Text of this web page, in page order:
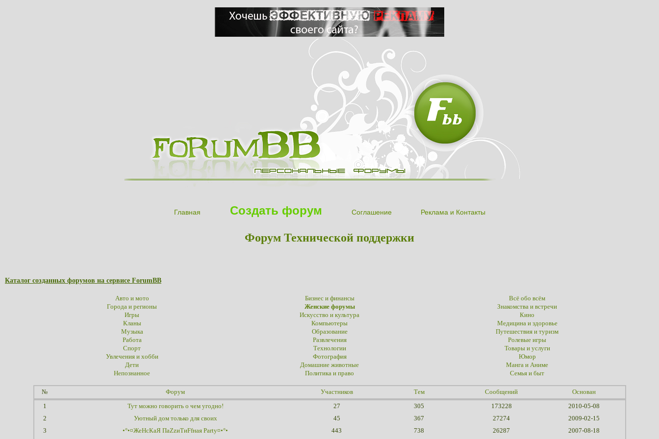
Главная Создать форум Соглашение Реклама и Контакты
Форум Технической поддержки
Каталог созданных форумов на сервисе ForumBB
Авто и мото Бизнес и финансы
Всё обо всём
Города и регионы
Женские форумы
Знакомства и встречи
Игры
Искусство и культура
Кино
Кланы
Компьютеры
Медицина и здоровье
Музыка
Образование
Путешествия и туризм
Работа
Развлечения
Ролевые игры
Спорт
Технологии
Товары и услуги
Увлечения и хобби
Фотография
Юмор
Дети
Домашние животные
Манга и Аниме
Непознанное
Политика и право Семья и быт
№ Форум Участников Тем Сообщений Основан
1 Тут можно говорить о чем угодно! 27 305 173228
2010-05-08
2
Уютный дом только для своих 45 367 27274
2009-02-15
3
•°•¤ЖеНсКаЯ ПаZzиТиFfная Party¤•°• 443 738 26287 2007-08-18